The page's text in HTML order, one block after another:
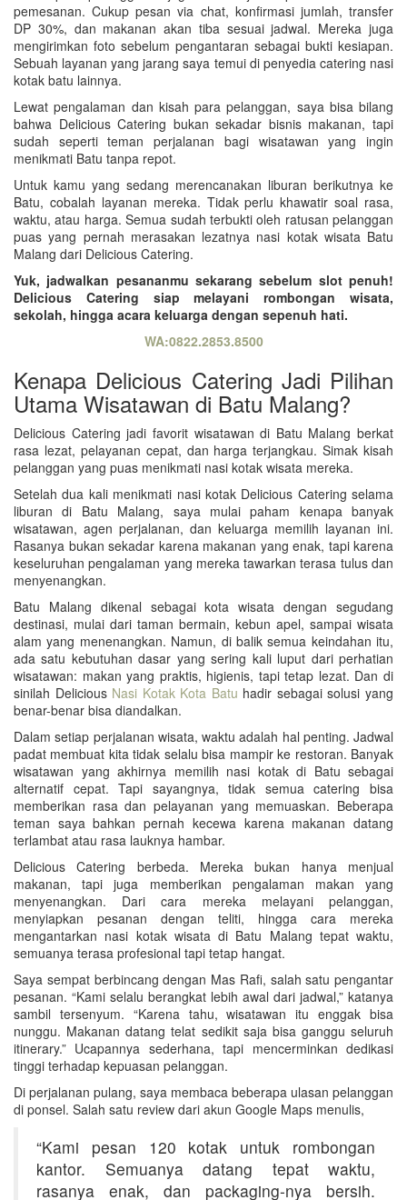
pemesanan. Cukup pesan via chat, konfirmasi jumlah, transfer
DP 30%, dan makanan akan tiba sesuai jadwal. Mereka juga
mengirimkan foto sebelum pengantaran sebagai bukti kesiapan.
Sebuah layanan yang jarang saya temui di penyedia catering nasi
kotak batu lainnya.
Lewat pengalaman dan kisah para pelanggan, saya bisa bilang
bahwa Delicious Catering bukan sekadar bisnis makanan, tapi
sudah seperti teman perjalanan bagi wisatawan yang ingin
menikmati Batu tanpa repot.
Untuk kamu yang sedang merencanakan liburan berikutnya ke
Batu, cobalah layanan mereka. Tidak perlu khawatir soal rasa,
waktu, atau harga. Semua sudah terbukti oleh ratusan pelanggan
puas yang pernah merasakan lezatnya nasi kotak wisata Batu
Malang dari Delicious Catering.
Yuk, jadwalkan pesananmu sekarang sebelum slot penuh!
Delicious Catering siap melayani rombongan wisata,
sekolah, hingga acara keluarga dengan sepenuh hati.
WA:0822.2853.8500
Kenapa Delicious Catering Jadi Pilihan
Utama Wisatawan di Batu Malang?
Delicious Catering jadi favorit wisatawan di Batu Malang berkat
rasa lezat, pelayanan cepat, dan harga terjangkau. Simak kisah
pelanggan yang puas menikmati nasi kotak wisata mereka.
Setelah dua kali menikmati nasi kotak Delicious Catering selama
liburan di Batu Malang, saya mulai paham kenapa banyak
wisatawan, agen perjalanan, dan keluarga memilih layanan ini.
Rasanya bukan sekadar karena makanan yang enak, tapi karena
keseluruhan pengalaman yang mereka tawarkan terasa tulus dan
menyenangkan.
Batu Malang dikenal sebagai kota wisata dengan segudang
destinasi, mulai dari taman bermain, kebun apel, sampai wisata
alam yang menenangkan. Namun, di balik semua keindahan itu,
ada satu kebutuhan dasar yang sering kali luput dari perhatian
wisatawan: makan yang praktis, higienis, tapi tetap lezat. Dan di
sinilah Delicious Nasi Kotak Kota Batu hadir sebagai solusi yang
benar-benar bisa diandalkan.
Dalam setiap perjalanan wisata, waktu adalah hal penting. Jadwal
padat membuat kita tidak selalu bisa mampir ke restoran. Banyak
wisatawan yang akhirnya memilih nasi kotak di Batu sebagai
alternatif cepat. Tapi sayangnya, tidak semua catering bisa
memberikan rasa dan pelayanan yang memuaskan. Beberapa
teman saya bahkan pernah kecewa karena makanan datang
terlambat atau rasa lauknya hambar.
Delicious Catering berbeda. Mereka bukan hanya menjual
makanan, tapi juga memberikan pengalaman makan yang
menyenangkan. Dari cara mereka melayani pelanggan,
menyiapkan pesanan dengan teliti, hingga cara mereka
mengantarkan nasi kotak wisata di Batu Malang tepat waktu,
semuanya terasa profesional tapi tetap hangat.
Saya sempat berbincang dengan Mas Rafi, salah satu pengantar
pesanan. “Kami selalu berangkat lebih awal dari jadwal,” katanya
sambil tersenyum. “Karena tahu, wisatawan itu enggak bisa
nunggu. Makanan datang telat sedikit saja bisa ganggu seluruh
itinerary.” Ucapannya sederhana, tapi mencerminkan dedikasi
tinggi terhadap kepuasan pelanggan.
Di perjalanan pulang, saya membaca beberapa ulasan pelanggan
di ponsel. Salah satu review dari akun Google Maps menulis,
“Kami pesan 120 kotak untuk rombongan
kantor. Semuanya datang tepat waktu,
rasanya enak, dan packaging-nya bersih.